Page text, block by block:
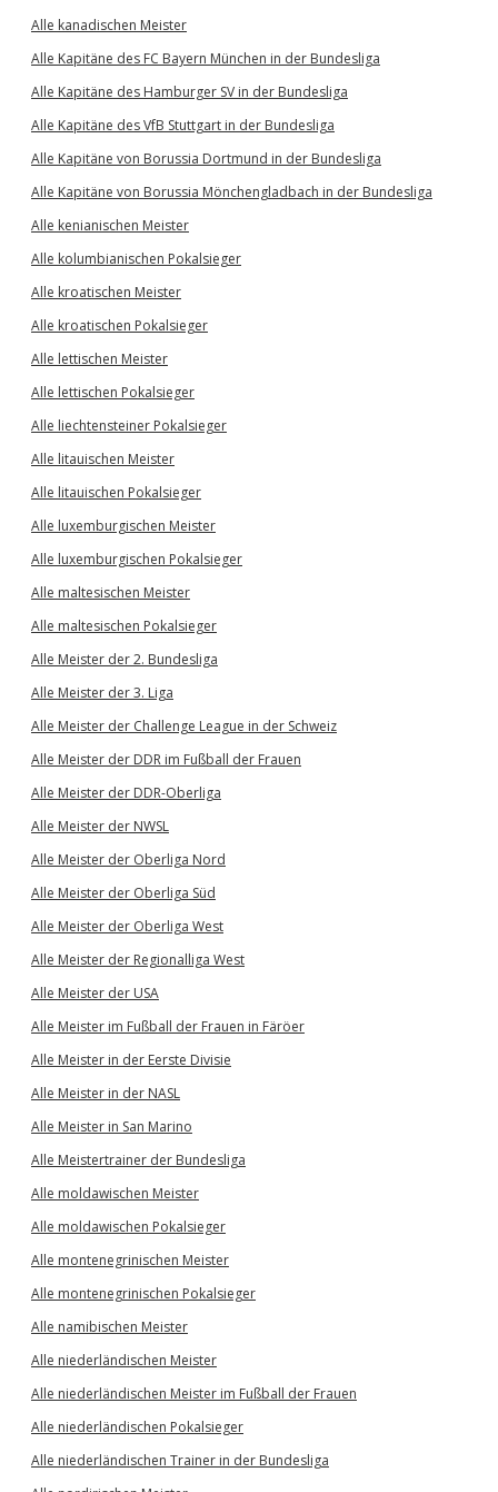
Alle kanadischen Meister
Alle Kapitäne des FC Bayern München in der Bundesliga
Alle Kapitäne des Hamburger SV in der Bundesliga
Alle Kapitäne des VfB Stuttgart in der Bundesliga
Alle Kapitäne von Borussia Dortmund in der Bundesliga
Alle Kapitäne von Borussia Mönchengladbach in der Bundesliga
Alle kenianischen Meister
Alle kolumbianischen Pokalsieger
Alle kroatischen Meister
Alle kroatischen Pokalsieger
Alle lettischen Meister
Alle lettischen Pokalsieger
Alle liechtensteiner Pokalsieger
Alle litauischen Meister
Alle litauischen Pokalsieger
Alle luxemburgischen Meister
Alle luxemburgischen Pokalsieger
Alle maltesischen Meister
Alle maltesischen Pokalsieger
Alle Meister der 2. Bundesliga
Alle Meister der 3. Liga
Alle Meister der Challenge League in der Schweiz
Alle Meister der DDR im Fußball der Frauen
Alle Meister der DDR-Oberliga
Alle Meister der NWSL
Alle Meister der Oberliga Nord
Alle Meister der Oberliga Süd
Alle Meister der Oberliga West
Alle Meister der Regionalliga West
Alle Meister der USA
Alle Meister im Fußball der Frauen in Färöer
Alle Meister in der Eerste Divisie
Alle Meister in der NASL
Alle Meister in San Marino
Alle Meistertrainer der Bundesliga
Alle moldawischen Meister
Alle moldawischen Pokalsieger
Alle montenegrinischen Meister
Alle montenegrinischen Pokalsieger
Alle namibischen Meister
Alle niederländischen Meister
Alle niederländischen Meister im Fußball der Frauen
Alle niederländischen Pokalsieger
Alle niederländischen Trainer in der Bundesliga